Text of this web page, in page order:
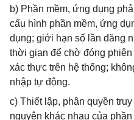
b) Phần mềm, ứng dụng
cấu hình phần mềm, ứng
dụng; giới hạn số lần đăng
thời gian để chờ đóng phiên
xác thực trên hệ thống;
nhập tự động.
c) Thiết lập, phân quyền
nguyên khác nhau của